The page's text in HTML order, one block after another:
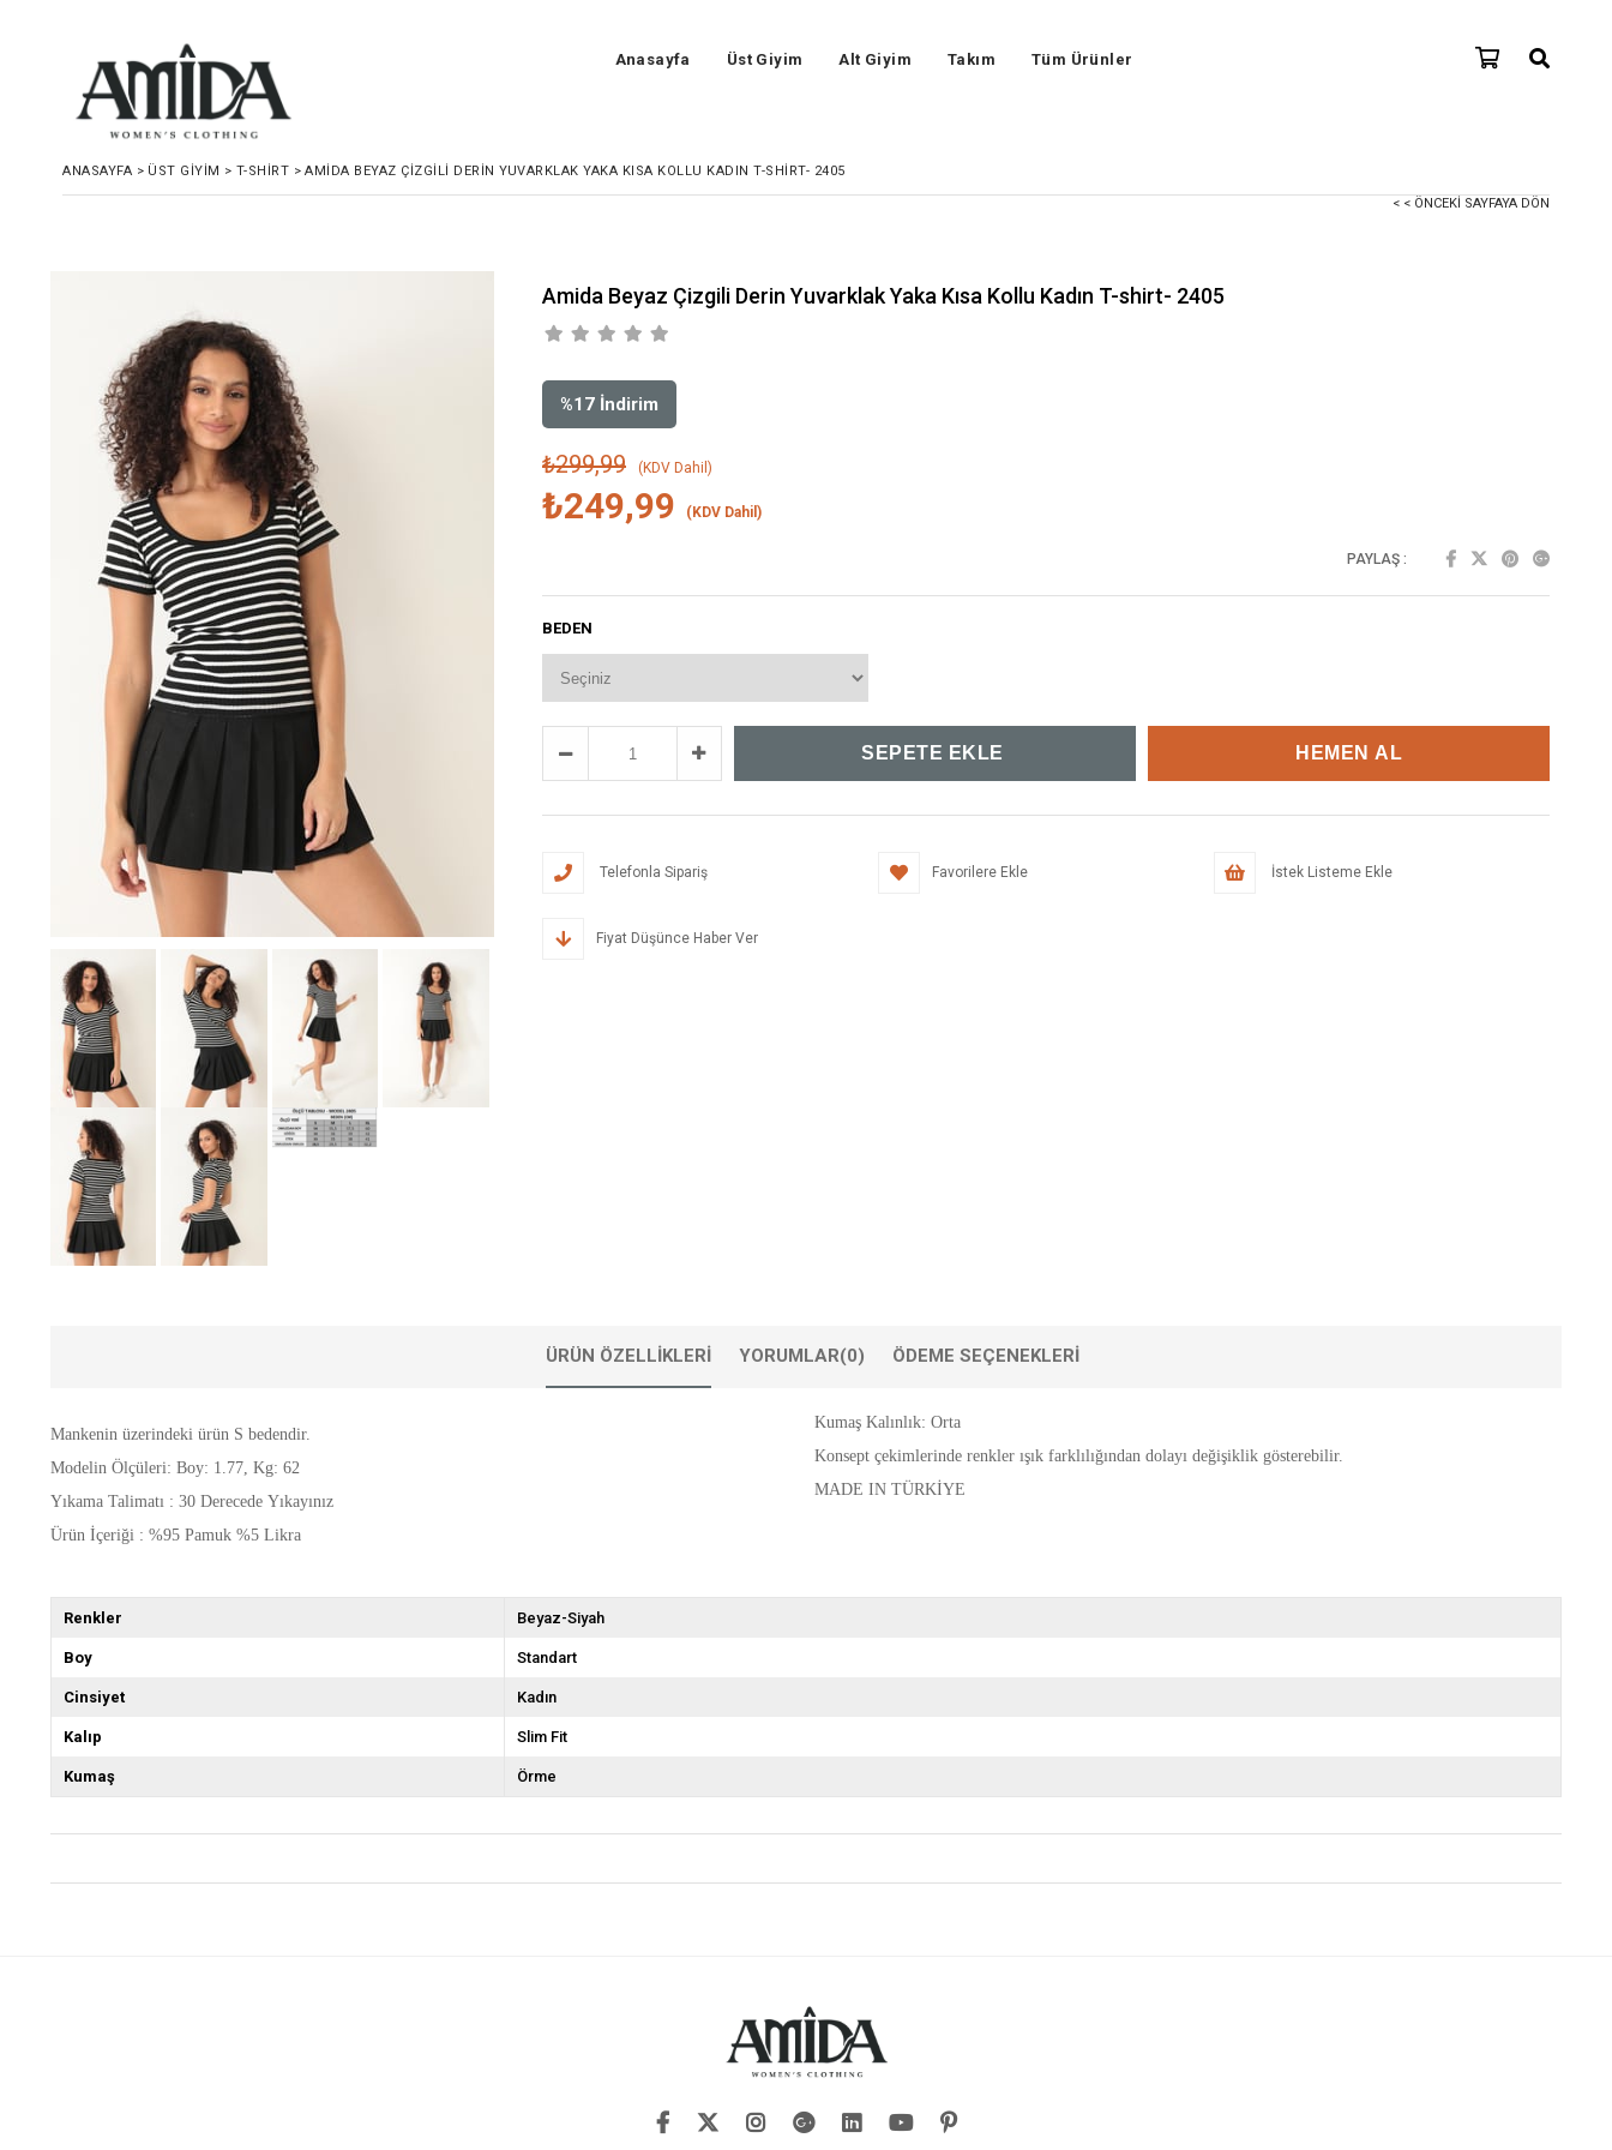
Anasayfa Üst Giyim Alt Giyim Takım Tüm Ürünler
ANASAYFA > ÜST GIYIM > T-SHIRT > AMIDA BEYAZ ÇIZGILI DERIN YUVARKLAK YAKA KISA KOLLU KADIN T-SHIRT- 2405
< < ÖNCEKI SAYFAYA DÖN
Amida Beyaz Çizgili Derin Yuvarklak Yaka Kısa Kollu Kadın T-shirt- 2405
%17 İndirim
₺299,99 (KDV Dahil)
₺249,99 (KDV Dahil)
PAYLAŞ :
BEDEN
Telefonla Sipariş Favorilere Ekle İstek Listeme Ekle
Fiyat Düşünce Haber Ver
ÜRÜN ÖZELLIKLERI YORUMLAR(0) ÖDEME SEÇENEKLERI
Mankenin üzerindeki ürün S bedendir.
Modelin Ölçüleri: Boy: 1.77, Kg: 62
Yıkama Talimatı : 30 Derecede Yıkayınız
Ürün İçeriği : %95 Pamuk %5 Likra
Kumaş Kalınlık: Orta
Konsept çekimlerinde renkler ışık farklılığından dolayı değişiklik gösterebilir.
MADE IN TÜRKİYE
Renkler Beyaz-Siyah
Boy Standart
Cinsiyet Kadın
Kalıp Slim Fit
Kumaş Örme